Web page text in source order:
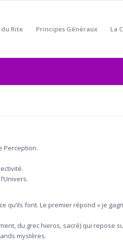
Rite Principes Généraux La
Perception.
font. Le premier répond « je
du grec hieros, sacré) qui repose
mystères.